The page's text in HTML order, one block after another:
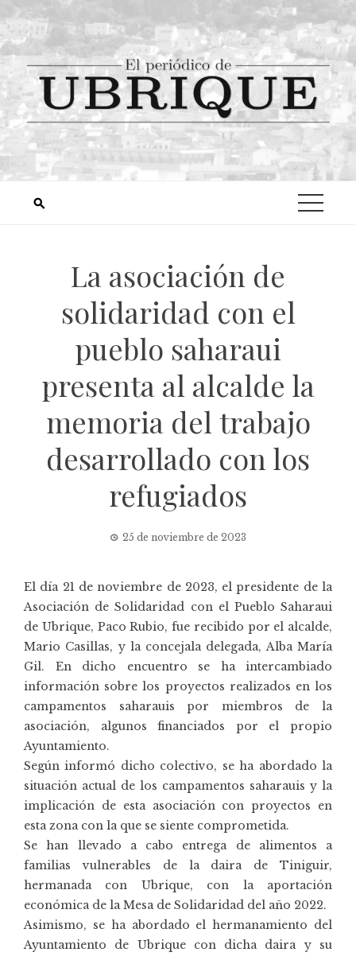
La asociación de
solidaridad con el
pueblo saharaui
presenta al alcalde la
memoria del trabajo
desarrollado con los
refugiados
25 de noviembre de 2023
El día 21 de noviembre de 2023, el presidente de la
Asociación de Solidaridad con el Pueblo Saharaui
de Ubrique, Paco Rubio, fue recibido por el alcalde,
Mario Casillas, y la concejala delegada, Alba María
Gil. En dicho encuentro se ha intercambiado
información sobre los proyectos realizados en los
campamentos saharauis por miembros de la
asociación, algunos financiados por el propio
Ayuntamiento.
Según informó dicho colectivo, se ha abordado la
situación actual de los campamentos saharauis y la
implicación de esta asociación con proyectos en
esta zona con la que se siente comprometida.
Se han llevado a cabo entrega de alimentos a
familias vulnerables de la daira de Tiniguir,
hermanada con Ubrique, con la aportación
económica de la Mesa de Solidaridad del año 2022.
Asimismo, se ha abordado el hermanamiento del
Ayuntamiento de Ubrique con dicha daira y su